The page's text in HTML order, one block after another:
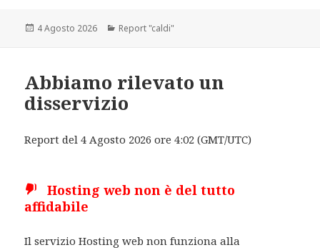
Scritto
4 Agosto 2026 Categorie
Report "caldi"
Abbiamo rilevato un
disservizio
Report del 4 Agosto 2026 ore 4:02 (GMT/UTC)
Hosting web non è del tutto
affidabile
Il servizio Hosting web non funziona alla